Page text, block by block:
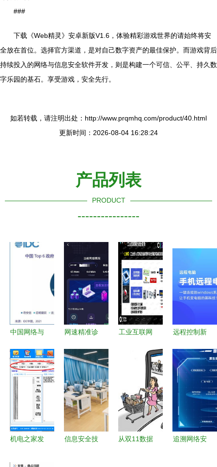
###
下载《Web精灵》安卓新版V1.6，体验精彩游戏世界的请始终将安
全放在首位。选择官方渠道，是对自己数字资产的最佳保护。而游戏背后
持续投入的网络与信息安全软件开发，则是构建一个可信、公平、持久数
字乐园的基石。享受游戏，安全先行。
如若转载，请注明出处：http://www.prqmhq.com/product/40.html
更新时间：2026-08-04 16:28:24
产品列表
PRODUCT
----------------
中国网络与
件行业分析
2020年政
府市场需求
驱动与技术
演进
网速精准诊
络测试加速
器安卓最新
版v1.0.0免
费下载指南
工业互联网
全技术发展
及趋势分析
远程控制新
下载远程电
脑软件安卓
最新版
机电之家发
信息安全技
从双11数据
追溯网络安